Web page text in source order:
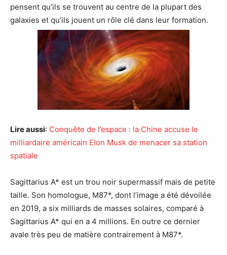
pensent qu’ils se trouvent au centre de la plupart des
galaxies et qu’ils jouent un rôle clé dans leur formation.
Lire aussi: Conquête de l’espace : la Chine accuse le
milliardaire américain Elon Musk de menacer sa station
spatiale
Sagittarius A* est un trou noir supermassif mais de petite
taille. Son homologue, M87*, dont l’image a été dévoilée
en 2019, a six milliards de masses solaires, comparé à
Sagittarius A* qui en a 4 millions. En outre ce dernier
avale très peu de matière contrairement à M87*.